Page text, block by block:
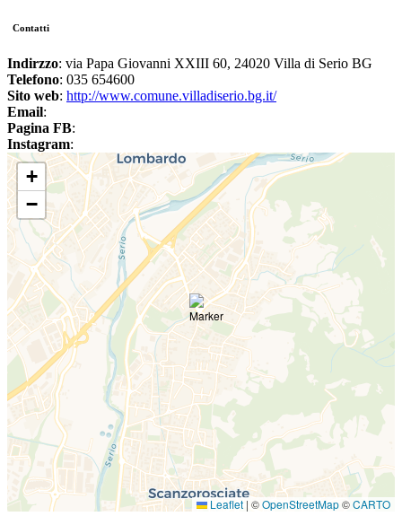
Contatti
Indirzzo: via Papa Giovanni XXIII 60, 24020 Villa di Serio BG
Telefono: 035 654600
Sito web: http://www.comune.villadiserio.bg.it/
Email:
Pagina FB:
Instagram:
+
−
Leaflet | ©OpenStreetMap©CARTO